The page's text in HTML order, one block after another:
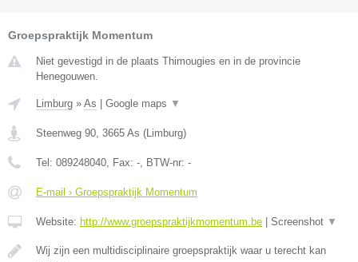
Groepspraktijk Momentum
Niet gevestigd in de plaats Thimougies en in de provincie
Henegouwen.
Limburg » As Google maps ▼
Steenweg 90, 3665 As (Limburg)
Tel: 089248040, Fax: -, BTW-nr: -
E-mail › Groepspraktijk Momentum
Website: http://www.groepspraktijkmomentum.be Screenshot ▼
Wij zijn een multidisciplinaire groepspraktijk waar u terecht kan